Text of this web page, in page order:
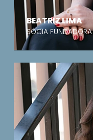
BEATRIZ LIMA
SÓCIA FUNDADORA